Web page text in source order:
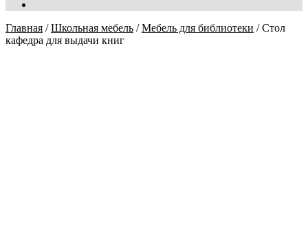
Главная /Школьная мебель /Мебель для библиотеки /Стол
кафедра для выдачи книг